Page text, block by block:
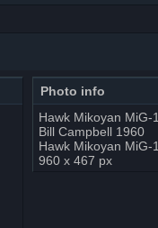
Photo info
Hawk Mikoyan MiG-
Bill Campbell 1960
Hawk Mikoyan MiG-
960 x 467 px